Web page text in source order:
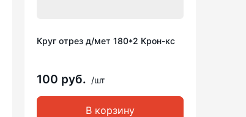
Круг отрез д/мет 180*2 Крон-кс
100 руб. /шт
В корзину